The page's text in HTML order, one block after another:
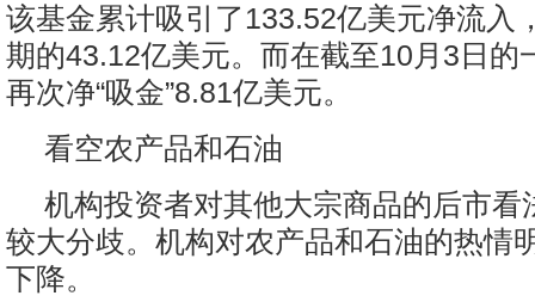
该基金累计吸引了133.52亿美元净流入
期的43.12亿美元。而在截至10月3日的
再次净“吸金”8.81亿美元。
看空农产品和石油
机构投资者对其他大宗商品的后市看
较大分歧。机构对农产品和石油的热情
下降。